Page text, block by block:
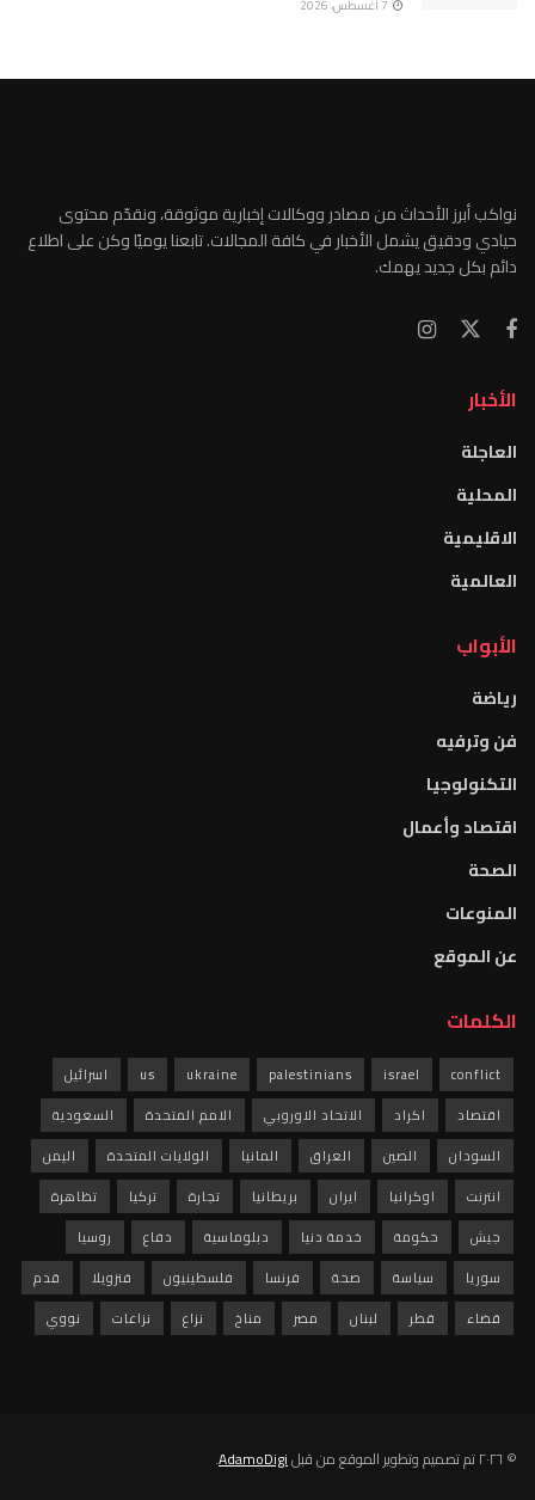
نواكب أبرز الأحداث من مصادر ووكالات إخبارية موثوقة، ونقدّم محتوى
حيادي ودقيق يشمل الأخبار في كافة المجالات. تابعنا يوميًا وكن على اطلاع
دائم بكل جديد يهمك.
الأخبار
العاجلة
المحلية
الاقليمية
العالمية
الأبواب
رياضة
فن وترفيه
التكنولوجيا
اقتصاد وأعمال
الصحة
المنوعات
عن الموقع
الكلمات
conflict
israel
palestinians
ukraine
us
اسرائيل
اقتصاد
اكراد الاتحاد الاوروبي الامم المتحدة
السعودية
السودان
الصين العراق المانيا الولايات المتحدة
اليمن
انترنت
اوكرانيا ايران بريطانيا تجارة تركيا
تظاهرة
جيش
حكومة خدمة دنيا دبلوماسية دفاع
روسيا
سوريا
سياسة صحة فرنسا فلسطينيون فنزويلا
قدم
قضاء
قطر لبنان مصر مناخ نزاع نزاعات نووي
© ٢٠٢٦ تم تصميم وتطوير الموقع من قبل AdamoDigi
.